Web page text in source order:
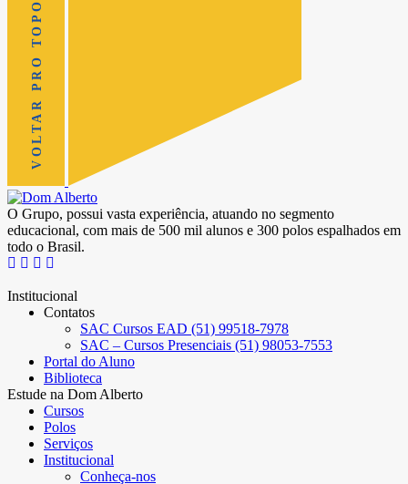
VOLTAR PRO TOPO
O Grupo, possui vasta experiência, atuando no segmento
educacional, com mais de 500 mil alunos e 300 polos espalhados em
todo o Brasil.
Institucional
Contatos
SAC Cursos EAD (51) 99518-7978
SAC – Cursos Presenciais (51) 98053-7553
Portal do Aluno
Biblioteca
Estude na Dom Alberto
Cursos
Polos
Serviços
Institucional
Conheça-nos